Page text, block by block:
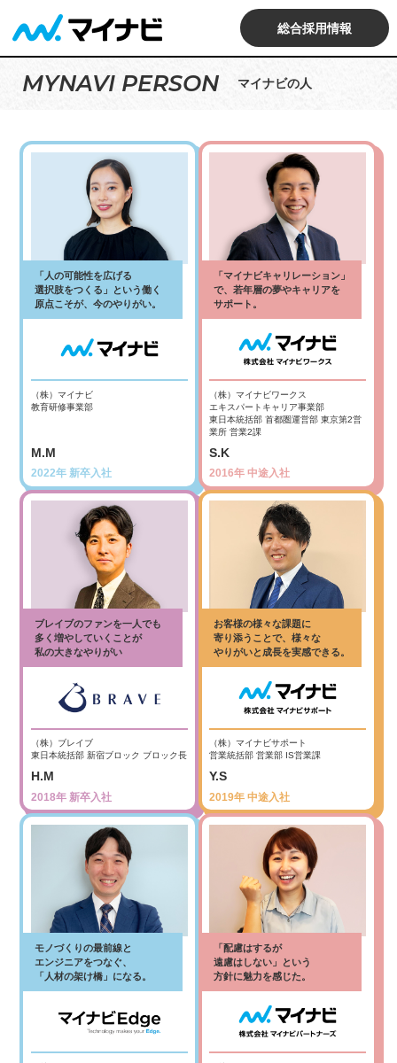
総合採用情報
MYNAVI PERSON マイナビの人
「人の可能性を広げる
選択肢をつくる」という働く
原点こそが、今のやりがい。
（株）マイナビ
教育研修事業部
M.M
2022年 新卒入社
「マイナビキャリレーション」
で、若年層の夢やキャリアを
サポート。
（株）マイナビワークス
エキスパートキャリア事業部
東日本統括部 首都圏運営部 東京第2営
業所 営業2課
S.K
2016年 中途入社
ブレイブのファンを一人でも
多く増やしていくことが
私の大きなやりがい
（株）ブレイブ
東日本統括部 新宿ブロック ブロック長
H.M
2018年 新卒入社
お客様の様々な課題に
寄り添うことで、様々な
やりがいと成長を実感できる。
（株）マイナビサポート
営業統括部 営業部 IS営業課
Y.S
2019年 中途入社
モノづくりの最前線と
エンジニアをつなぐ、
「人材の架け橋」になる。
「配慮はするが
遠慮はしない」という
方針に魅力を感じた。